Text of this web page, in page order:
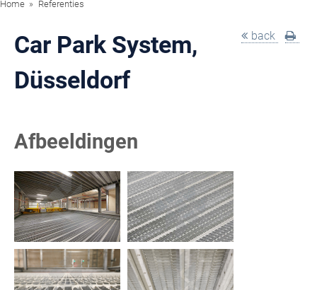
Home Referenties
back
Car Park System,
Düsseldorf
Afbeeldingen